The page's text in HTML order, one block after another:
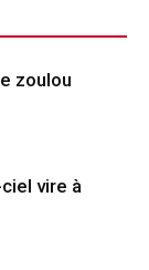
zoulou
vire à